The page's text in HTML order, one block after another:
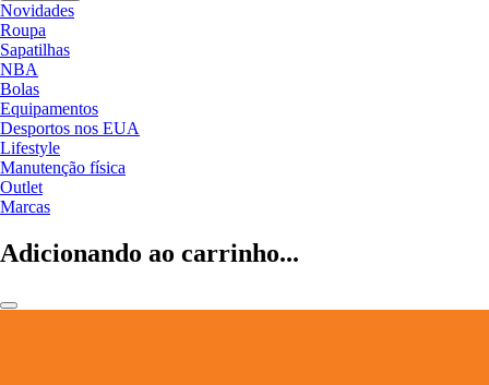
Novidades
Roupa
Sapatilhas
NBA
Bolas
Equipamentos
Desportos nos EUA
Lifestyle
Manutenção física
Outlet
Marcas
Adicionando ao carrinho...